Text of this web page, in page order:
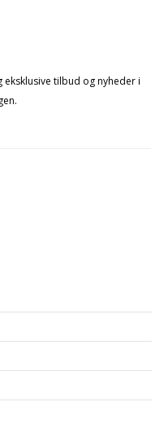
tilbud og nyheder i